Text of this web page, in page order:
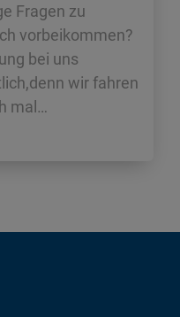
Fragen zu
vorbeikommen?
bei uns
wir fahren
mal…